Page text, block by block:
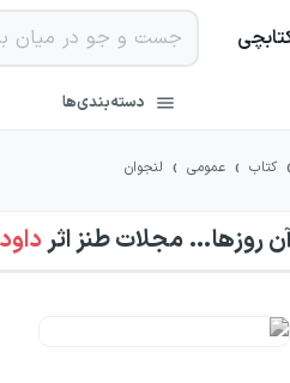
دسته‌بندی‌ها
› کتاب › عمومی › لنجوان
روزها… مجلات طنزاثر